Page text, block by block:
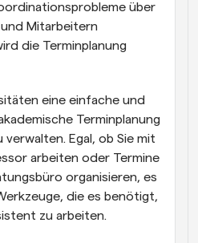
über
Mitarbeitern
die Terminplanung
eine einfache und
Terminplanung
Egal, ob Sie mit
arbeiten oder Termine
organisieren, es
die es benötigt,
zu arbeiten.